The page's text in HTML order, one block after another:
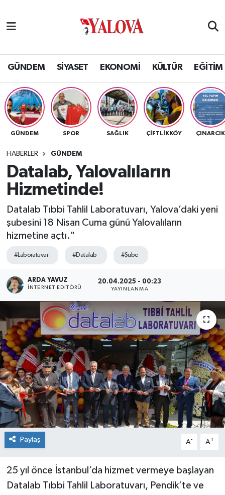
GÜNDEM SİYASET EKONOMİ KÜLTÜR EĞİTİM
GÜNDEM SPOR SAĞLIK ÇİFTLİKKÖY ÇINARCIK
HABERLER GÜNDEM
Datalab, Yalovalıların
Hizmetinde!
Datalab Tıbbi Tahlil Laboratuvarı, Yalova’daki yeni
şubesini 18 Nisan Cuma günü Yalovalıların
hizmetine açtı."
#Laboratuvar #Datalab #Şube
ARDA YAVUZ
İNTERNET EDITÖRÜ
20.04.2025 - 00:23
YAYINLANMA
Paylaş A- A+
25 yıl önce İstanbul’da hizmet vermeye başlayan
Datalab Tıbbi Tahlil Laboratuvarı, Pendik’te ve
SİYASET
EKONOMİ
KÜLTÜR
BİLİM VE TEKNOLOJİ
ASAYİŞ
SAĞLIK
RESMİ İLAN
Yalova Nöbetçi Eczaneler
Yalova Hava Durumu
Yalova Namaz Vakitleri
Yalova Trafik Yoğunluk Haritası
Tüm Manşetler
Son Dakika Haberleri
Haber Arşivi